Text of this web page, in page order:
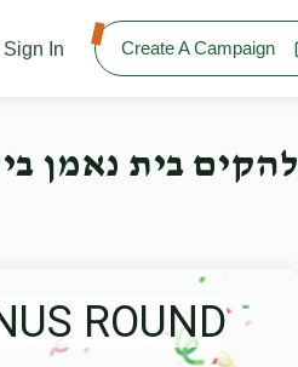
Sign In Create A Campaign
להקים בית נאמן
ROUND